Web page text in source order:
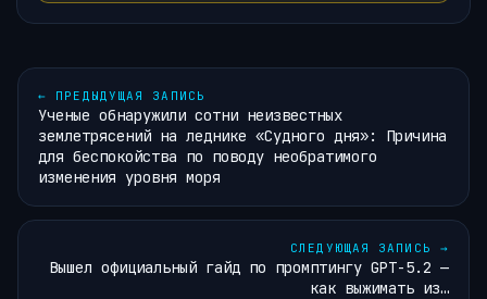
← ПРЕДЫДУЩАЯ ЗАПИСЬ
Ученые обнаружили сотни неизвестных
землетрясений на леднике «Судного дня»: Причина
для беспокойства по поводу необратимого
изменения уровня моря
СЛЕДУЮЩАЯ ЗАПИСЬ →
Вышел официальный гайд по промптингу GPT-5.2 —
как выжимать из…